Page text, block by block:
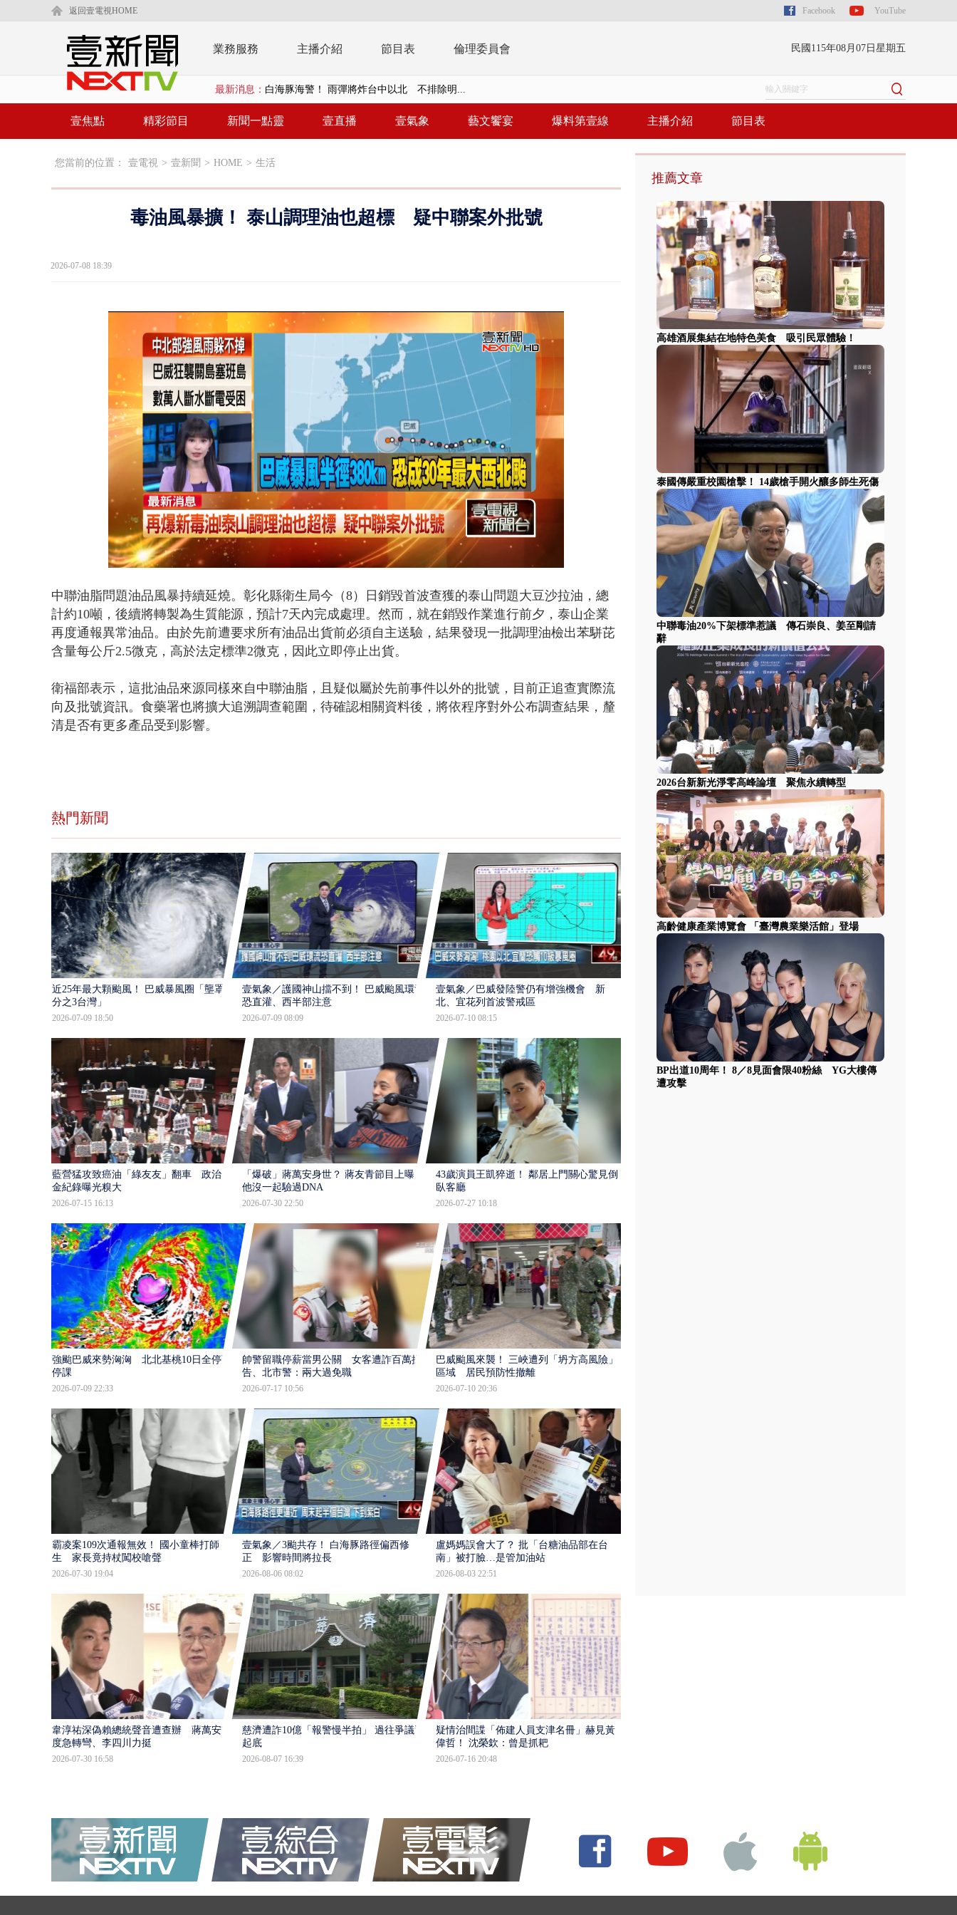
返回壹電視HOME Facebook YouTube
業務服務 主播介紹 節目表 倫理委員會 民國115年08月07日星期五
最新消息： 沖繩機場航班取消！ 滯留旅客「拚手速」搶...
泰國傳嚴重校園槍擊！ 14歲槍手開火釀多師...
父親節限定！ 「一鴨三吃」、「客家攪福」...
白海豚海警！ 雨彈將炸台中以北 不排除明...
壹焦點 精彩節目 新聞一點靈 壹直播 壹氣象 藝文饗宴 爆料第壹線 主播介紹 節目表
您當前的位置： 壹電視 > 壹新聞 > HOME > 生活
毒油風暴擴！ 泰山調理油也超標 疑中聯案外批號
2026-07-08 18:39
Unmute
45.56%
中聯油脂問題油品風暴持續延燒。彰化縣衛生局今（8）日銷毀首波查獲的泰山問題大豆沙拉油，總
計約10噸，後續將轉製為生質能源，預計7天內完成處理。然而，就在銷毀作業進行前夕，泰山企業
再度通報異常油品。由於先前遭要求所有油品出貨前必須自主送驗，結果發現一批調理油檢出苯駢芘
含量每公斤2.5微克，高於法定標準2微克，因此立即停止出貨。
衛福部表示，這批油品來源同樣來自中聯油脂，且疑似屬於先前事件以外的批號，目前正追查實際流
向及批號資訊。食藥署也將擴大追溯調查範圍，待確認相關資料後，將依程序對外公布調查結果，釐
清是否有更多產品受到影響。
熱門新聞
近25年最大顆颱風！ 巴威暴風圈「壟罩4
分之3台灣」
2026-07-09 18:50
壹氣象／護國神山擋不到！ 巴威颱風環流
恐直灌、西半部注意
2026-07-09 08:09
壹氣象／巴威發陸警仍有增強機會 新
北、宜花列首波警戒區
2026-07-10 08:15
藍營猛攻致癌油「綠友友」翻車 政治獻
金紀錄曝光糗大
2026-07-15 16:13
「爆破」蔣萬安身世？ 蔣友青節目上曝：
他沒一起驗過DNA
2026-07-30 22:50
43歲演員王凱猝逝！ 鄰居上門關心驚見倒
臥客廳
2026-07-27 10:18
強颱巴威來勢洶洶 北北基桃10日全停班
停課
2026-07-09 22:33
帥警留職停薪當男公關 女客遭詐百萬提
告、北市警：兩大過免職
2026-07-17 10:56
巴威颱風來襲！ 三峽遭列「坍方高風險」
區域 居民預防性撤離
2026-07-10 20:36
霸凌案109次通報無效！ 國小童棒打師
生 家長竟持杖闖校嗆聲
2026-07-30 19:04
壹氣象／3颱共存！ 白海豚路徑偏西修
正 影響時間將拉長
2026-08-06 08:02
盧媽媽誤會大了？ 批「台糖油品部在台
南」被打臉…是管加油站
2026-08-03 22:51
韋淳祐深偽賴總統聲音遭查辦 蔣萬安態
度急轉彎、李四川力挺
2026-07-30 16:58
慈濟遭詐10億「報警慢半拍」 過往爭議遭
起底
2026-08-07 16:39
疑情治間諜「佈建人員支津名冊」赫見黃
偉哲！ 沈榮欽：曾是抓耙
2026-07-16 20:48
推薦文章
高雄酒展集結在地特色美食 吸引民眾體驗！
泰國傳嚴重校園槍擊！ 14歲槍手開火釀多師生死傷
中聯毒油20%下架標準惹議 傳石崇良、姜至剛請
辭
2026台新新光淨零高峰論壇 聚焦永續轉型
高齡健康產業博覽會 「臺灣農業樂活館」登場
BP出道10周年！ 8／8見面會限40粉絲 YG大樓傳
遭攻擊